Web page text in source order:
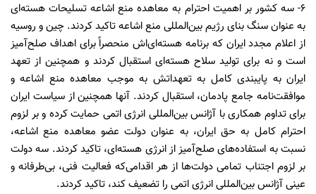
۶- سه کشور بر اهمیت احترام به معاهده منع اشاعه تسلیحات هسته‌ای
به عنوان سنگ بنای رژیم بین‌المللی منع اشاعه تاکید کردند. چین و روسیه
از اعلام مجدد ایران که برنامه هسته‌ای‌اش منحصراً برای اهداف صلح‌آمیز
است و نه برای تولید سلاح هسته‌ای استقبال کردند و همچنین از تعهد
ایران به پایبندی کامل به تعهداتش به موجب معاهده منع اشاعه و
موافقت‌نامه جامع پادمان، استقبال کردند. آنها همچنین از سیاست ایران
برای تداوم همکاری با آژانس بین‌المللی انرژی اتمی حمایت کرده و بر لزوم
احترام کامل به حق ایران، به عنوان دولت عضو معاهده منع اشاعه،
نسبت به استفاده‌های صلح‌آمیز از انرژی هسته‌ای، تاکید کردند. سه دولت
بر لزوم اجتناب تمامی دولت‌ها از هر اقدامی‌که فعالیت فنی، بی‌طرفانه و
عینی آژانس بین‌المللی انرژی اتمی را تضعیف کند، تاکید کردند.